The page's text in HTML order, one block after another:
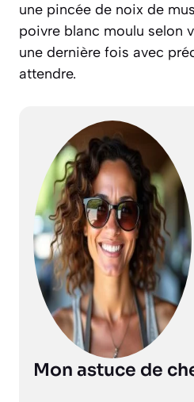
une pincée de noix de
poivre blanc moulu selon
une dernière fois avec
attendre.
Mon astuce de